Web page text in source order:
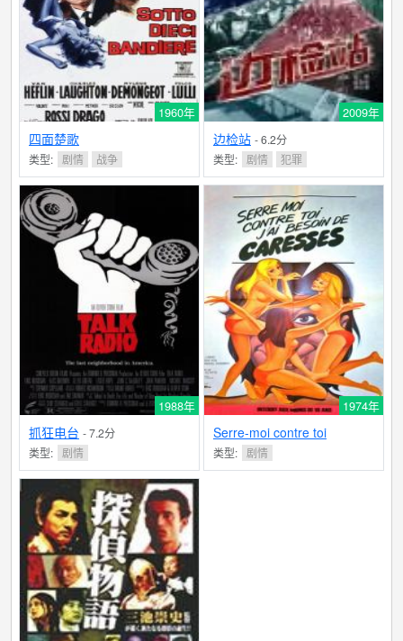
1960年
四面楚歌
类型: 剧情 战争
2009年
边检站 - 6.2分
类型: 剧情 犯罪
1988年
抓狂电台 - 7.2分
类型: 剧情
1974年
Serre-moi contre toi
类型: 剧情